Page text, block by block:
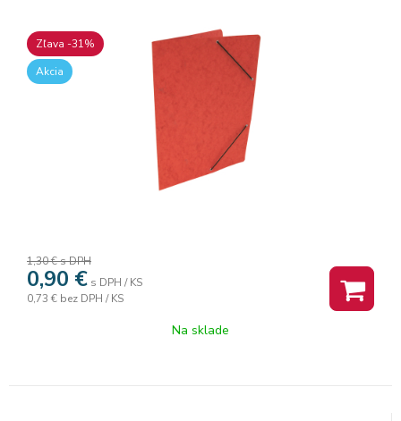
Zľava -31%
Akcia
1,30 €s DPH
0,90 € s DPH / KS
0,73 € bez DPH / KS
Na sklade